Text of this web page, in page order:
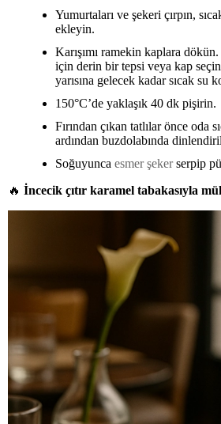
Yumurtaları ve şekeri çırpın,
ekleyin.
Karışımı ramekin kaplara
için derin bir tepsi veya kap
yarısına gelecek kadar sıcak su
150°C’de yaklaşık 40 dk pişirin.
Fırından çıkan tatlılar önce oda
ardından buzdolabında
Soğuyunca esmer şekerserpip
🔥 İncecik çıtır karamel tabakasıyla